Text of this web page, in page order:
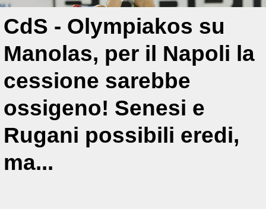
CdS - Olympiakos su
Manolas, per il Napoli la
cessione sarebbe
ossigeno! Senesi e
Rugani possibili eredi,
ma...